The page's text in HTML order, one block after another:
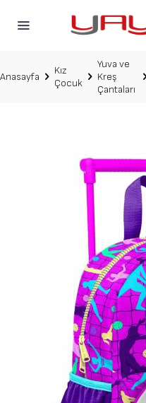
Anasayfa
Kız
Çocuk
Yuva ve
Kreş
Çantaları